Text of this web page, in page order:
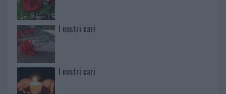
I nostri cari
I nostri cari